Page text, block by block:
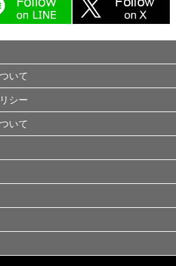
いて
シー
いて